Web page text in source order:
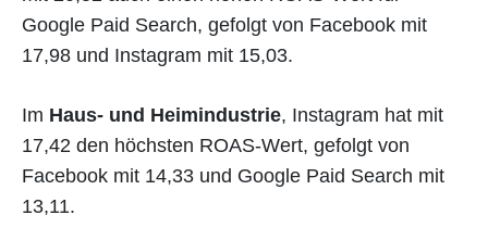
Google Paid Search, gefolgt von Facebook mit
17,98 und Instagram mit 15,03.
Im Haus- und Heimindustrie, Instagram hat mit
17,42 den höchsten ROAS-Wert, gefolgt von
Facebook mit 14,33 und Google Paid Search mit
13,11.